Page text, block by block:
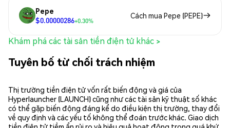
Pepe
$0.00000286+0.30%
Cách mua Pepe (PEPE)
Khám phá các tài sản tiền điện tử khác >
Tuyên bố từ chối trách nhiệm
Thị trường tiền điện tử vốn rất biến động và giá của
Hyperlauncher (LAUNCH) cũng như các tài sản kỹ thuật số khác
có thể gặp biến động đáng kể do điều kiện thị trường, thay đổi
về quy định và các yếu tố không thể đoán trước khác. Giao dịch